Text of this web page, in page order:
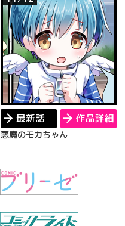
最新話 作品詳細
悪魔のモカちゃん